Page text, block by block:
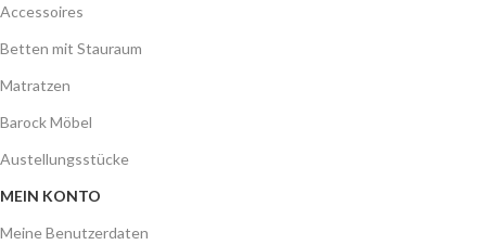
Accessoires
Betten mit Stauraum
Matratzen
Barock Möbel
Austellungsstücke
MEIN KONTO
Meine Benutzerdaten